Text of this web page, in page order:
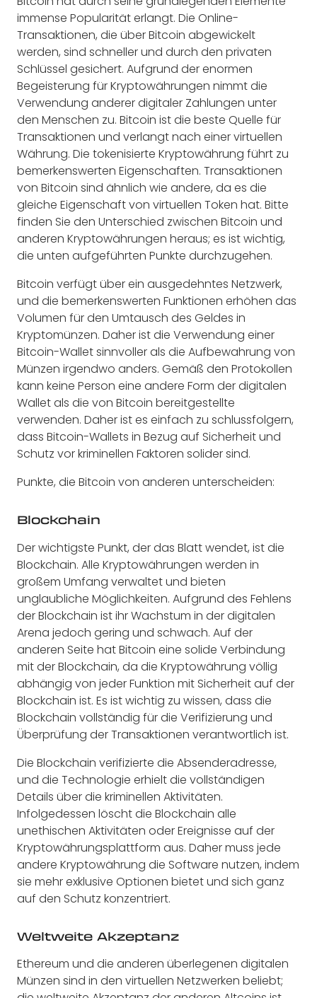
immense Popularität erlangt. Die Online-
Transaktionen, die über Bitcoin abgewickelt
werden, sind schneller und durch den privaten
Schlüssel gesichert. Aufgrund der enormen
Begeisterung für Kryptowährungen nimmt die
Verwendung anderer digitaler Zahlungen unter
den Menschen zu. Bitcoin ist die beste Quelle für
Transaktionen und verlangt nach einer virtuellen
Währung. Die tokenisierte Kryptowährung führt zu
bemerkenswerten Eigenschaften. Transaktionen
von Bitcoin sind ähnlich wie andere, da es die
gleiche Eigenschaft von virtuellen Token hat. Bitte
finden Sie den Unterschied zwischen Bitcoin und
anderen Kryptowährungen heraus; es ist wichtig,
die unten aufgeführten Punkte durchzugehen.
Bitcoin verfügt über ein ausgedehntes Netzwerk,
und die bemerkenswerten Funktionen erhöhen das
Volumen für den Umtausch des Geldes in
Kryptomünzen. Daher ist die Verwendung einer
Bitcoin-Wallet sinnvoller als die Aufbewahrung von
Münzen irgendwo anders. Gemäß den Protokollen
kann keine Person eine andere Form der digitalen
Wallet als die von Bitcoin bereitgestellte
verwenden. Daher ist es einfach zu schlussfolgern,
dass Bitcoin-Wallets in Bezug auf Sicherheit und
Schutz vor kriminellen Faktoren solider sind.
Punkte, die Bitcoin von anderen unterscheiden:
Blockchain
Der wichtigste Punkt, der das Blatt wendet, ist die
Blockchain. Alle Kryptowährungen werden in
großem Umfang verwaltet und bieten
unglaubliche Möglichkeiten. Aufgrund des Fehlens
der Blockchain ist ihr Wachstum in der digitalen
Arena jedoch gering und schwach. Auf der
anderen Seite hat Bitcoin eine solide Verbindung
mit der Blockchain, da die Kryptowährung völlig
abhängig von jeder Funktion mit Sicherheit auf der
Blockchain ist. Es ist wichtig zu wissen, dass die
Blockchain vollständig für die Verifizierung und
Überprüfung der Transaktionen verantwortlich ist.
Die Blockchain verifizierte die Absenderadresse,
und die Technologie erhielt die vollständigen
Details über die kriminellen Aktivitäten.
Infolgedessen löscht die Blockchain alle
unethischen Aktivitäten oder Ereignisse auf der
Kryptowährungsplattform aus. Daher muss jede
andere Kryptowährung die Software nutzen, indem
sie mehr exklusive Optionen bietet und sich ganz
auf den Schutz konzentriert.
Weltweite Akzeptanz
Ethereum und die anderen überlegenen digitalen
Münzen sind in den virtuellen Netzwerken beliebt;